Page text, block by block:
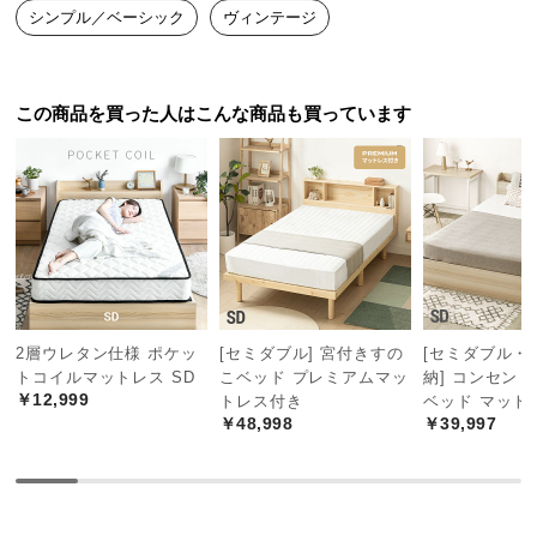
ビ
い
搬
入
経
路
に
つ
い
て
品・
シンプル／ベーシック ヴィンテージ
この商品を買った人はこんな商品も買っています
2層ウレタン仕様 ポケッ
トコイルマットレス SD
￥12,999
[セミダブル] 宮付きすの
こベッド プレミアムマッ
トレス付き
￥48,998
[セミダブル・
納] コンセン
ベッド マット
￥39,997